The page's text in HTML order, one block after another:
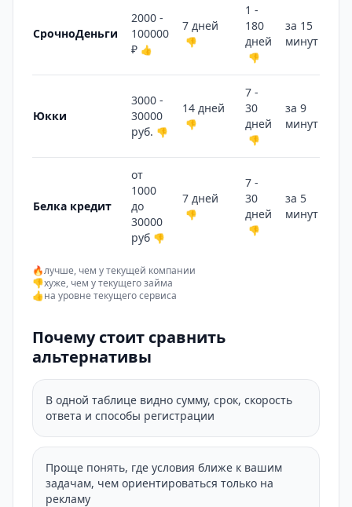
СрочноДеньги
2000 -
100000
₽ 👍
7 дней
👎
1 -
180
дней
👎
за 15
минут
Юкки
3000 -
30000
руб. 👎
14 дней
👎
7 -
30
дней
👎
за 9
минут
Белка кредит
от
1000
до
30000
руб 👎
7 дней
👎
7 -
30
дней
👎
за 5
минут
🔥лучше, чем у текущей компании
👎хуже, чем у текущего займа
👍на уровне текущего сервиса
Почему стоит сравнить
альтернативы
В одной таблице видно сумму, срок, скорость
ответа и способы регистрации
Проще понять, где условия ближе к вашим
задачам, чем ориентироваться только на
рекламу